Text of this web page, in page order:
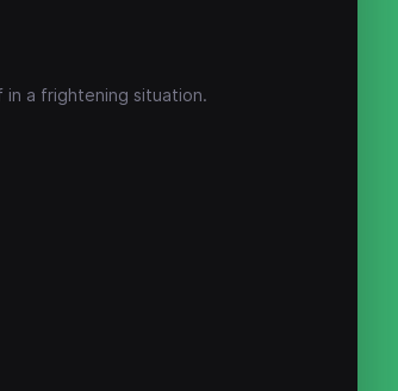
in a frightening situation.